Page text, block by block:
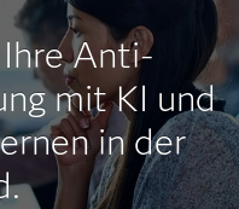
Anti-
mit KI und
in der